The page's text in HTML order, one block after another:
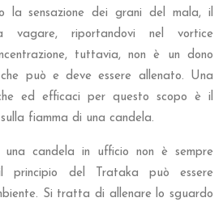
la sensazione dei grani del mala, il
vagare, riportandovi nel vortice
tuttavia, non è un dono
può e deve essere allenato. Una
ed efficaci per questo scopo è il
fiamma di una candela.
una candela in ufficio non è sempre
principio del Trataka può essere
Si tratta di allenare lo sguardo